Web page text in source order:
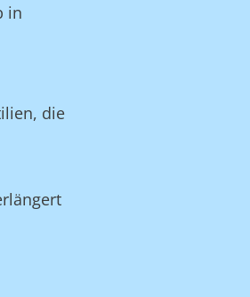
in
die